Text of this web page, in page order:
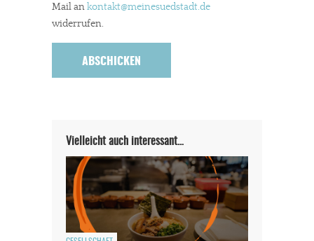
Mail ankontakt@meinesuedstadt.de
widerrufen.
Vielleicht auch interessant…